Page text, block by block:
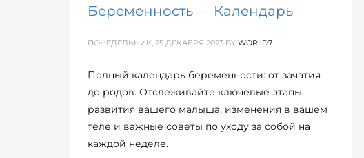
Беременность — Календарь
ПОНЕДЕЛЬНИК, 25 ДЕКАБРЯ 2023 BY WORLD7
Полный календарь беременности: от зачатия
до родов. Отслеживайте ключевые этапы
развития вашего малыша, изменения в вашем
теле и важные советы по уходу за собой на
каждой неделе.